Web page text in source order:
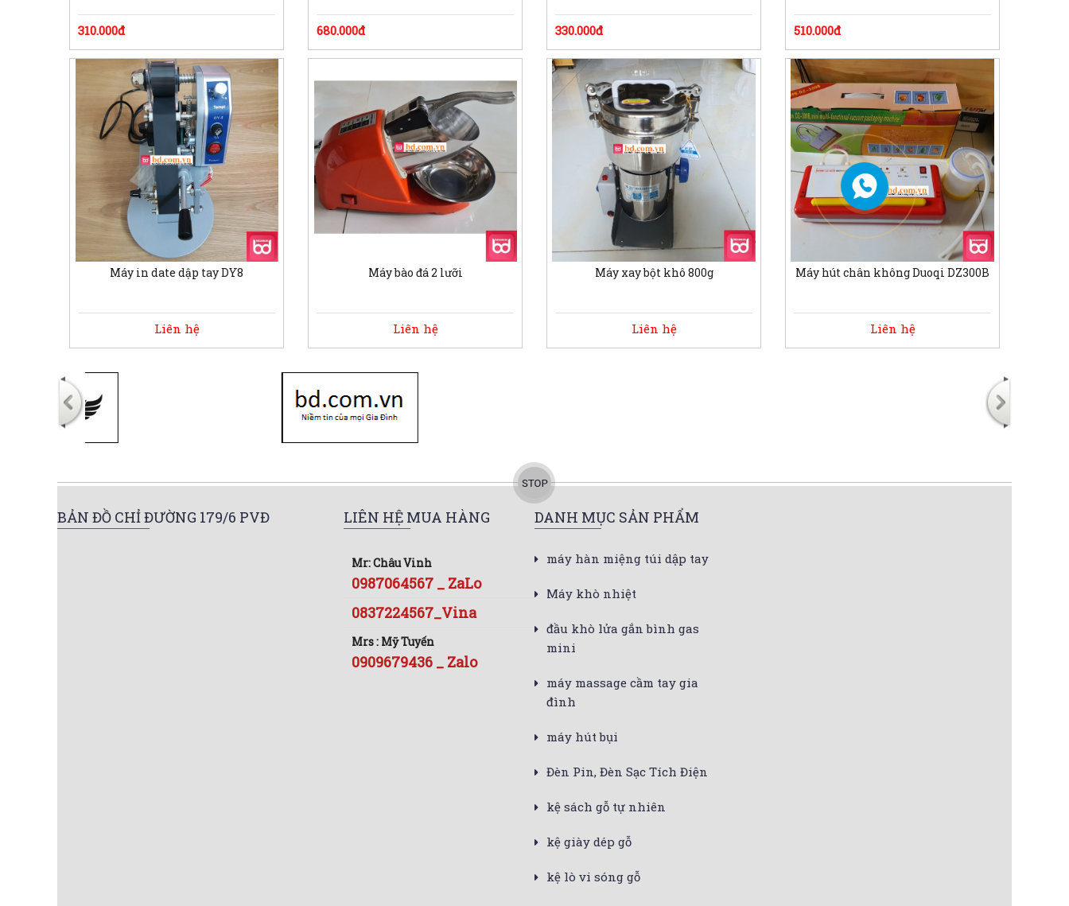
310.000đ 680.000đ 330.000đ 510.000đ
Máy in date dập tay DY8
Liên hệ
Máy bào đá 2 lưỡi
Liên hệ
Máy xay bột khô 800g
Liên hệ
Máy hút chân không Duoqi DZ300B
Liên hệ
BẢN ĐỒ CHỈ ĐƯỜNG 179/6 PVĐ LIÊN HỆ MUA HÀNG
Mr: Châu Vinh
0987064567 _ ZaLo
0837224567_Vina
Mrs : Mỹ Tuyến
0909679436 _ Zalo
DANH MỤC SẢN PHẨM
máy hàn miệng túi dập tay
Máy khò nhiệt
đầu khò lửa gắn bình gas
mini
máy massage cầm tay gia
đình
máy hút bụi
Đèn Pin, Đèn Sạc Tích Điện
kệ sách gỗ tự nhiên
kệ giày dép gỗ
kệ lò vi sóng gỗ